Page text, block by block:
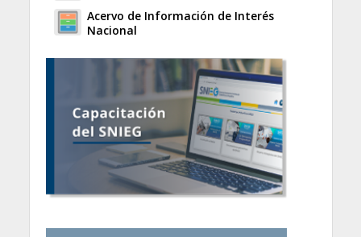
Acervo de Información de Interés
Nacional